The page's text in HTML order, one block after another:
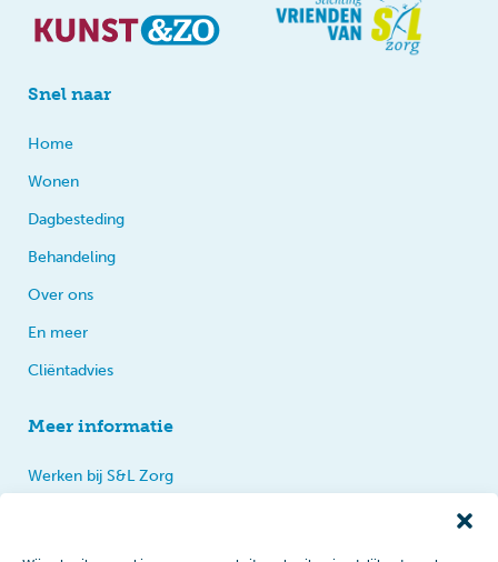
Snel naar
Home
Wonen
Dagbesteding
Behandeling
Over ons
En meer
Cliëntadvies
Meer informatie
Werken bij S&L Zorg